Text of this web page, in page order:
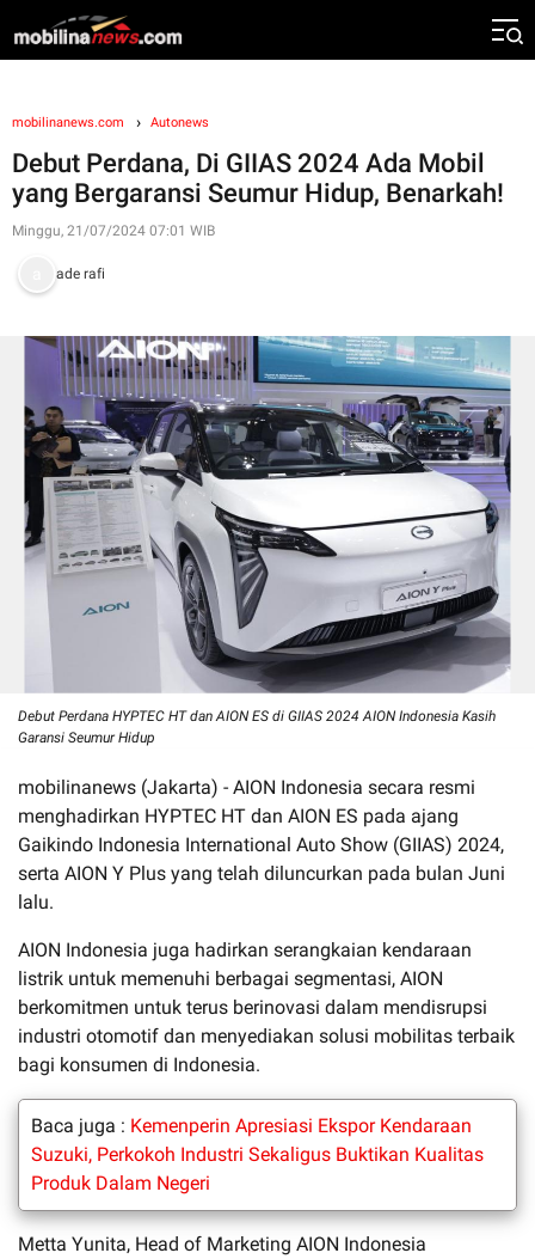
mobilinanews.com Autonews
Debut Perdana, Di GIIAS 2024 Ada Mobil
yang Bergaransi Seumur Hidup, Benarkah!
Minggu, 21/07/2024 07:01 WIB
ade rafi
Debut Perdana HYPTEC HT dan AION ES di GIIAS 2024 AION Indonesia Kasih
Garansi Seumur Hidup
mobilinanews (Jakarta) - AION Indonesia secara resmi
menghadirkan HYPTEC HT dan AION ES pada ajang
Gaikindo Indonesia International Auto Show (GIIAS) 2024,
serta AION Y Plus yang telah diluncurkan pada bulan Juni
lalu.
AION Indonesia juga hadirkan serangkaian kendaraan
listrik untuk memenuhi berbagai segmentasi, AION
berkomitmen untuk terus berinovasi dalam mendisrupsi
industri otomotif dan menyediakan solusi mobilitas terbaik
bagi konsumen di Indonesia.
Baca juga : Kemenperin Apresiasi Ekspor Kendaraan
Suzuki, Perkokoh Industri Sekaligus Buktikan Kualitas
Produk Dalam Negeri
Metta Yunita, Head of Marketing AION Indonesia